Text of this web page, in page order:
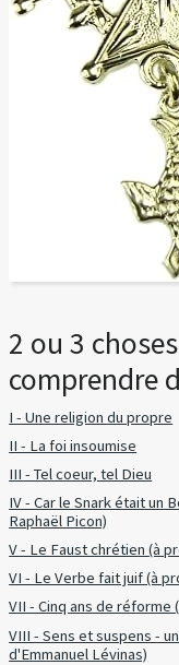
2 ou 3
comprendre
I - Une religion du propre
II - La foi insoumise
III - Tel coeur, tel Dieu
IV - Car le Snark était un
Raphaël Picon)
V - Le Faust chrétien (à
VI - Le Verbe fait juif (à
VII - Cinq ans de réforme
VIII - Sens et suspens -
d'Emmanuel Lévinas)